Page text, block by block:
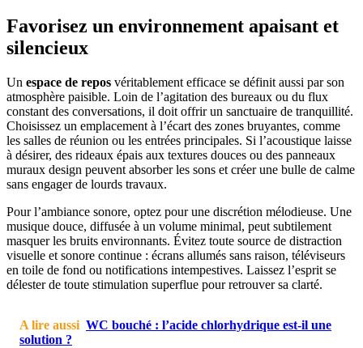
Favorisez un environnement apaisant et
silencieux
Un espace de repos véritablement efficace se définit aussi par son
atmosphère paisible. Loin de l’agitation des bureaux ou du flux
constant des conversations, il doit offrir un sanctuaire de tranquillité.
Choisissez un emplacement à l’écart des zones bruyantes, comme
les salles de réunion ou les entrées principales. Si l’acoustique laisse
à désirer, des rideaux épais aux textures douces ou des panneaux
muraux design peuvent absorber les sons et créer une bulle de calme
sans engager de lourds travaux.
Pour l’ambiance sonore, optez pour une discrétion mélodieuse. Une
musique douce, diffusée à un volume minimal, peut subtilement
masquer les bruits environnants. Évitez toute source de distraction
visuelle et sonore continue : écrans allumés sans raison, téléviseurs
en toile de fond ou notifications intempestives. Laissez l’esprit se
délester de toute stimulation superflue pour retrouver sa clarté.
A lire aussi WC bouché : l’acide chlorhydrique est-il une
solution ?